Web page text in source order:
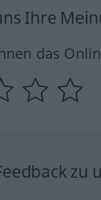
Ihre
das